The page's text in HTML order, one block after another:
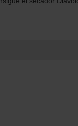
el secador